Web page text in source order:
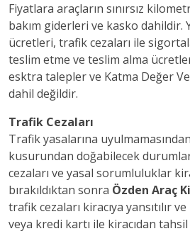
Fiyatlara araçların sınırsız
bakım giderleri ve kasko dahildir.
ücretleri, trafik cezaları ile
teslim etme ve teslim alma
esktra talepler ve Katma Değer
dahil değildir.
Trafik Cezaları
Trafik yasalarına
kusurundan doğabilecek
cezaları ve yasal sorumluluklar
bırakıldıktan sonra Özden Araç
trafik cezaları kiracıya yansıtılır
veya kredi kartı ile kiracıdan